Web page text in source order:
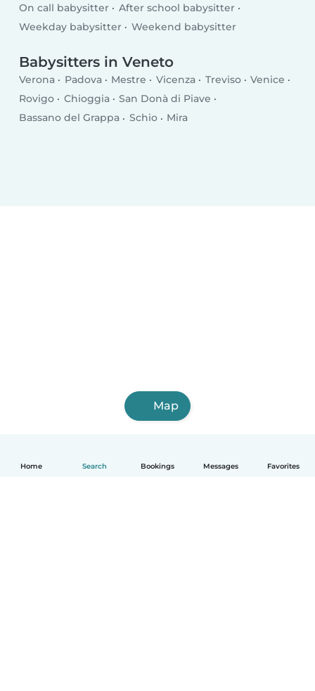
Home Search Bookings Messages Favorites
On call babysitter
After school babysitter
Weekday babysitter
Weekend babysitter
Babysitters in Veneto
Verona Padova Mestre Vicenza Treviso
Venice
Rovigo
Chioggia
San Donà di Piave
Bassano del Grappa
Schio Mira
Map